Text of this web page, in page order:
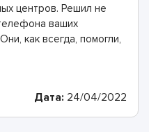
центров. Решил не
ваших
как всегда, помогли,
Дата: 24/04/2022